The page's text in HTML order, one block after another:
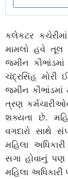
કલેકટર
મામલો હવે તૂલ
જમીન
ચંદ્રસિંહ મોરી
જમીન કૌભાંડમાં
ત્રણ
શક્યતા છે.
વગદારો સાથે
મહિલા
સગા હોવાનું
મહિલા અધિકારી